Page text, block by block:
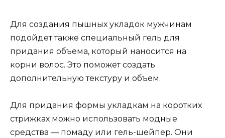
Для создания пышных укладок мужчинам
подойдет также специальный гель для
придания объема, который наносится на
корни волос. Это поможет создать
дополнительную текстуру и объем.
Для придания формы укладкам на коротких
стрижках можно использовать модные
средства — помаду или гель-шейпер. Они